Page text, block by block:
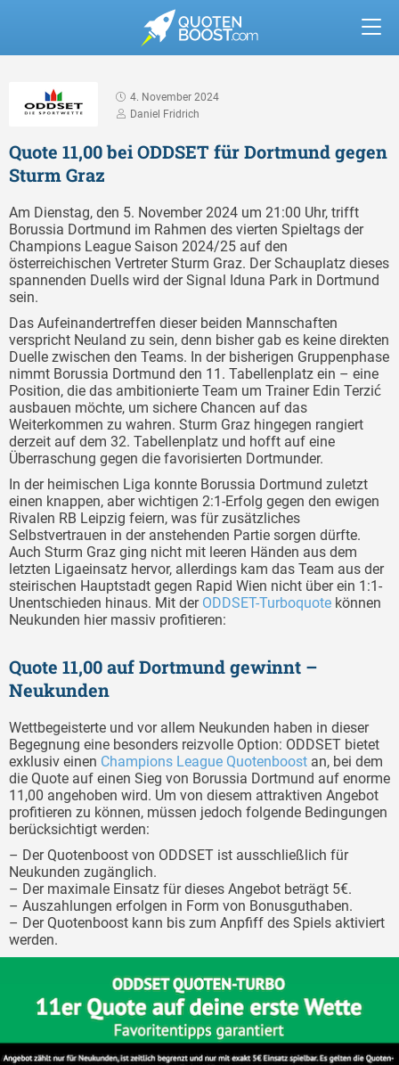
4. November 2024
Daniel Fridrich
Quote 11,00 bei ODDSET für Dortmund gegen
Sturm Graz
Am Dienstag, den 5. November 2024 um 21:00 Uhr, trifft
Borussia Dortmund im Rahmen des vierten Spieltags der
Champions League Saison 2024/25 auf den
österreichischen Vertreter Sturm Graz. Der Schauplatz dieses
spannenden Duells wird der Signal Iduna Park in Dortmund
sein.
Das Aufeinandertreffen dieser beiden Mannschaften
verspricht Neuland zu sein, denn bisher gab es keine direkten
Duelle zwischen den Teams. In der bisherigen Gruppenphase
nimmt Borussia Dortmund den 11. Tabellenplatz ein – eine
Position, die das ambitionierte Team um Trainer Edin Terzić
ausbauen möchte, um sichere Chancen auf das
Weiterkommen zu wahren. Sturm Graz hingegen rangiert
derzeit auf dem 32. Tabellenplatz und hofft auf eine
Überraschung gegen die favorisierten Dortmunder.
In der heimischen Liga konnte Borussia Dortmund zuletzt
einen knappen, aber wichtigen 2:1-Erfolg gegen den ewigen
Rivalen RB Leipzig feiern, was für zusätzliches
Selbstvertrauen in der anstehenden Partie sorgen dürfte.
Auch Sturm Graz ging nicht mit leeren Händen aus dem
letzten Ligaeinsatz hervor, allerdings kam das Team aus der
steirischen Hauptstadt gegen Rapid Wien nicht über ein 1:1-
Unentschieden hinaus. Mit der ODDSET-Turboquote können
Neukunden hier massiv profitieren:
Quote 11,00 auf Dortmund gewinnt –
Neukunden
Wettbegeisterte und vor allem Neukunden haben in dieser
Begegnung eine besonders reizvolle Option: ODDSET bietet
exklusiv einen Champions League Quotenboost an, bei dem
die Quote auf einen Sieg von Borussia Dortmund auf enorme
11,00 angehoben wird. Um von diesem attraktiven Angebot
profitieren zu können, müssen jedoch folgende Bedingungen
berücksichtigt werden:
– Der Quotenboost von ODDSET ist ausschließlich für
Neukunden zugänglich.
– Der maximale Einsatz für dieses Angebot beträgt 5€.
– Auszahlungen erfolgen in Form von Bonusguthaben.
– Der Quotenboost kann bis zum Anpfiff des Spiels aktiviert
werden.